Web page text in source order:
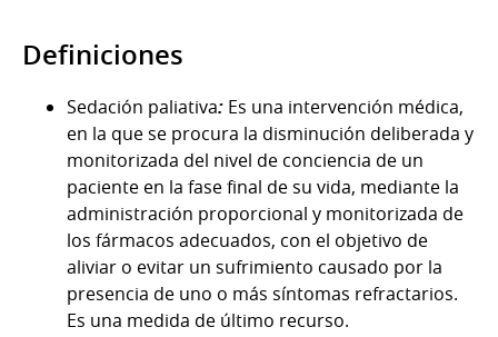
Definiciones
Sedación paliativa: Es una intervención médica,
en la que se procura la disminución deliberada y
monitorizada del nivel de conciencia de un
paciente en la fase final de su vida, mediante la
administración proporcional y monitorizada de
los fármacos adecuados, con el objetivo de
aliviar o evitar un sufrimiento causado por la
presencia de uno o más síntomas refractarios.
Es una medida de último recurso.